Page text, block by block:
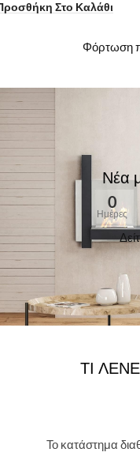
Στο Καλάθι
Φόρτωση
Νέα
0
Ημέρες
ΤΙ
Το κατάστημα